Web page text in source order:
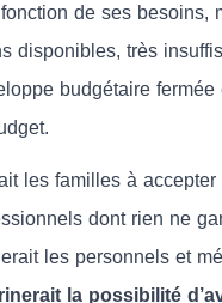
de ses besoins,
disponibles, très
budgétaire fermée
les familles à accepter
dont rien ne
les personnels et
la possibilité